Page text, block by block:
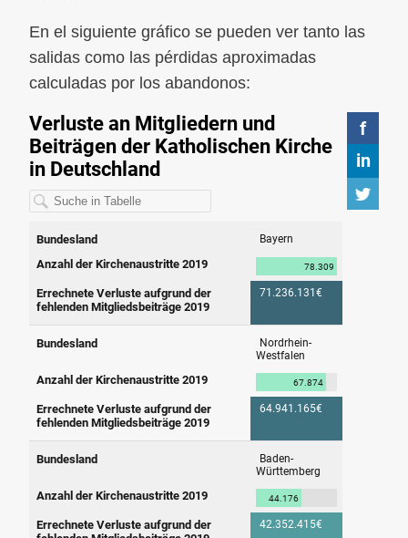
En el siguiente gráfico se pueden ver tanto las
salidas como las pérdidas aproximadas
calculadas por los abandonos: